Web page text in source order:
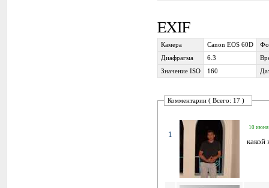
EXIF
Камера Canon EOS 60D
Диафрагма
6.3
Значение ISO
160
Комментарии ( Всего: 17 )
1
10 июня
какой